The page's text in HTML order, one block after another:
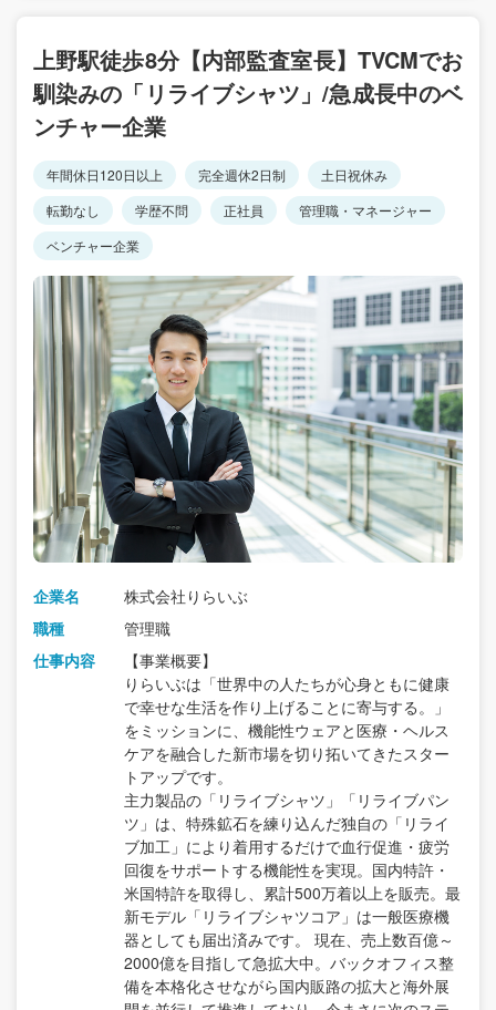
上野駅徒歩8分【内部監査室長】TVCMでお
馴染みの「リライブシャツ」/急成長中のベ
ンチャー企業
年間休日120日以上 完全週休2日制
土日祝休み
転勤なし
学歴不問 正社員
管理職・マネージャー
ベンチャー企業
企業名
株式会社りらいぶ
職種
管理職
仕事内容
【事業概要】
りらいぶは「世界中の人たちが心身ともに健康
で幸せな生活を作り上げることに寄与する。」
をミッションに、機能性ウェアと医療・ヘルス
ケアを融合した新市場を切り拓いてきたスター
トアップです。
主力製品の「リライブシャツ」「リライブパン
ツ」は、特殊鉱石を練り込んだ独自の「リライ
ブ加工」により着用するだけで血行促進・疲労
回復をサポートする機能性を実現。国内特許・
米国特許を取得し、累計500万着以上を販売。最
新モデル「リライブシャツコア」は一般医療機
器としても届出済みです。 現在、売上数百億～
2000億を目指して急拡大中。バックオフィス整
備を本格化させながら国内販路の拡大と海外展